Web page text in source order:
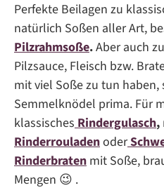
Perfekte Beilagen zu
natürlich Soßen aller Art,
Pilzrahmsoße.Aber auch
Pilzsauce, Fleisch bzw.
mit viel Soße zu tun haben,
Semmelknödel prima. Für
klassischesRindergulasch,
Rinderrouladenoder
Rinderbraten mit Soße,
Mengen 😉 .